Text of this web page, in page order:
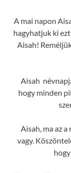
A mai napon
hagyhatjuk ki
Aisah!
Aisah
hogy minden
Aisah, ma az
vagy.